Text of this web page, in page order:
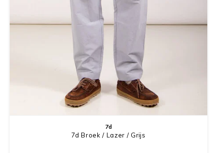
7d
7d Broek / Lazer / Grijs